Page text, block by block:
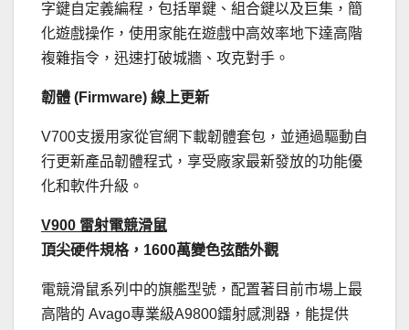
字鍵自定義編程，包括單鍵、 組合鍵以及巨集，簡
化遊戲操作， 使用家能在遊戲中高效率地下達高階
複雜指令，迅速打破城牆、 攻克對手。
韌體 (Firmware) 線上更新
V700支援用家從官網下載韌體套包， 並通過驅動自
行更新產品韌體程式，享受廠家最新發放的功能優
化和軟件升級。
V900 雷射電競滑鼠
頂尖硬件規格， 1600萬變色弦酷外觀
電競滑鼠系列中的旗艦型號，配置著目前市場上最
高階的 Avago專業級A9800鐳射感測器，能提供